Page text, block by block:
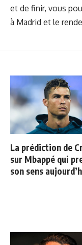
et de finir, vous
à Madrid et le
La prédiction de
sur Mbappé qui
son sens